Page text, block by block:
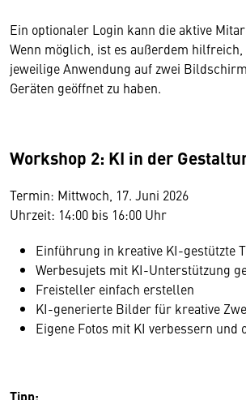
Ein optionaler Login kann die aktive
Wenn möglich, ist es außerdem hilfreich,
jeweilige Anwendung auf zwei
Geräten geöffnet zu haben.
Workshop 2: KI in der
Termin: Mittwoch, 17. Juni 2026
Uhrzeit: 14:00 bis 16:00 Uhr
Einführung in kreative KI-gestützte
Werbesujets mit KI-Unterstützung
Freisteller einfach erstellen
KI-generierte Bilder für kreative
Eigene Fotos mit KI verbessern und